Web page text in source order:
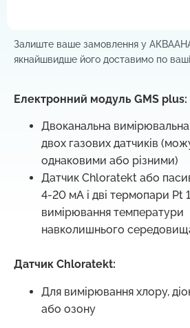
Залиште ваше замовлення у
якнайшвидше його доставимо по
Електронний модуль GMS plus:
Двоканальна
двох газових датчиків
однаковими або різними)
Датчик Chloratekt або
4-20 мА і дві термопари Pt
вимірювання температури
навколишнього
Датчик Chloratekt:
Для вимірювання хлору,
або озону